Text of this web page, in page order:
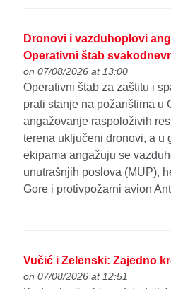
Dronovi i vazduhoplovi
Operativni štab
on 07/08/2026 at 13:00
Operativni štab za zaštitu i
prati stanje na požarištima u
angažovanje raspoloživih
terena uključeni dronovi, a u
ekipama angažuju se
unutrašnjih poslova (MUP),
Gore i protivpožarni avion
Vučić i Zelenski: Zajedno
on 07/08/2026 at 12:51